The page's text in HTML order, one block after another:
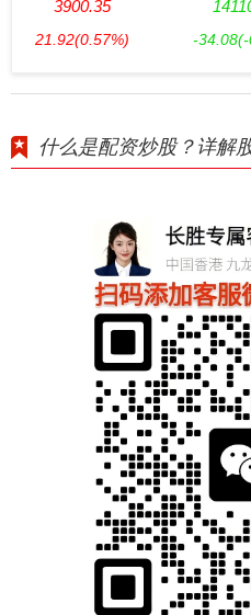
3900.35
21.92(0.57%) -34.08(-
什么是配资炒股？详解